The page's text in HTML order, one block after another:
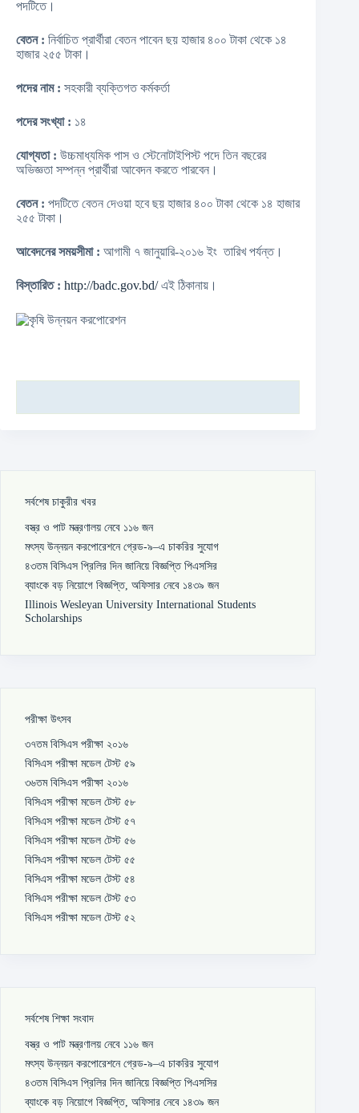
পদটিতে।
বেতন : নির্বাচিত প্রার্থীরা বেতন পাবেন ছয় হাজার ৪০০ টাকা থেকে ১৪
হাজার ২৫৫ টাকা।
পদের নাম : সহকারী ব্যক্তিগত কর্মকর্তা
পদের সংখ্যা : ১৪
যোগ্যতা : উচ্চমাধ্যমিক পাস ও স্টেনোটাইপিস্ট পদে তিন বছরের
অভিজ্ঞতা সম্পন্ন প্রার্থীরা আবেদন করতে পারবেন।
বেতন : পদটিতে বেতন দেওয়া হবে ছয় হাজার ৪০০ টাকা থেকে ১৪ হাজার
২৫৫ টাকা।
আবেদনের সময়সীমা : আগামী ৭ জানুয়ারি-২০১৬ ইং তারিখ পর্যন্ত।
বিস্তারিত : http://badc.gov.bd/এই ঠিকানায়।
সর্বশেষ চাকুরীর খবর
বস্ত্র ও পাট মন্ত্রণালয় নেবে ১১৬ জন
মৎস্য উন্নয়ন করপোরেশনে গ্রেড-৯–এ চাকরির সুযোগ
৪৩তম বিসিএস প্রিলির দিন জানিয়ে বিজ্ঞপ্তি পিএসসির
ব্যাংকে বড় নিয়োগে বিজ্ঞপ্তি, অফিসার নেবে ১৪৩৯ জন
Illinois Wesleyan University International Students
Scholarships
পরীক্ষা উৎসব
৩৭তম বিসিএস পরীক্ষা ২০১৬
বিসিএস পরীক্ষা মডেল টেস্ট ৫৯
৩৬তম বিসিএস পরীক্ষা ২০১৬
বিসিএস পরীক্ষা মডেল টেস্ট ৫৮
বিসিএস পরীক্ষা মডেল টেস্ট ৫৭
বিসিএস পরীক্ষা মডেল টেস্ট ৫৬
বিসিএস পরীক্ষা মডেল টেস্ট ৫৫
বিসিএস পরীক্ষা মডেল টেস্ট ৫৪
বিসিএস পরীক্ষা মডেল টেস্ট ৫৩
বিসিএস পরীক্ষা মডেল টেস্ট ৫২
সর্বশেষ শিক্ষা সংবাদ
বস্ত্র ও পাট মন্ত্রণালয় নেবে ১১৬ জন
মৎস্য উন্নয়ন করপোরেশনে গ্রেড-৯–এ চাকরির সুযোগ
৪৩তম বিসিএস প্রিলির দিন জানিয়ে বিজ্ঞপ্তি পিএসসির
ব্যাংকে বড় নিয়োগে বিজ্ঞপ্তি, অফিসার নেবে ১৪৩৯ জন